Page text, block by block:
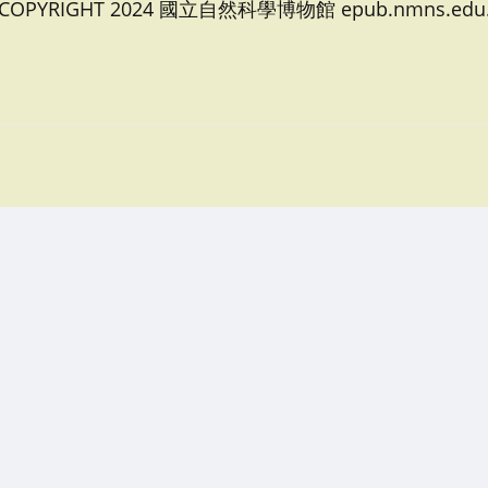
2024 國立自然科學博物館